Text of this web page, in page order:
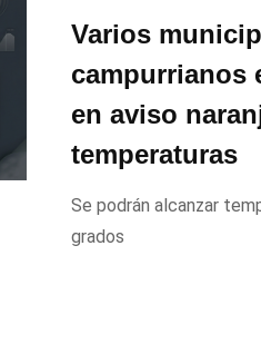
Varios
campurrianos
en aviso
temperaturas
Se podrán alcanzar
grados